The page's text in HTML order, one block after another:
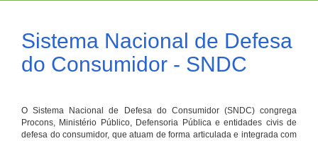
Sistema Nacional de Defesa
do Consumidor - SNDC
O Sistema Nacional de Defesa do Consumidor (SNDC) congrega
Procons, Ministério Público, Defensoria Pública e entidades civis de
defesa do consumidor, que atuam de forma articulada e integrada com